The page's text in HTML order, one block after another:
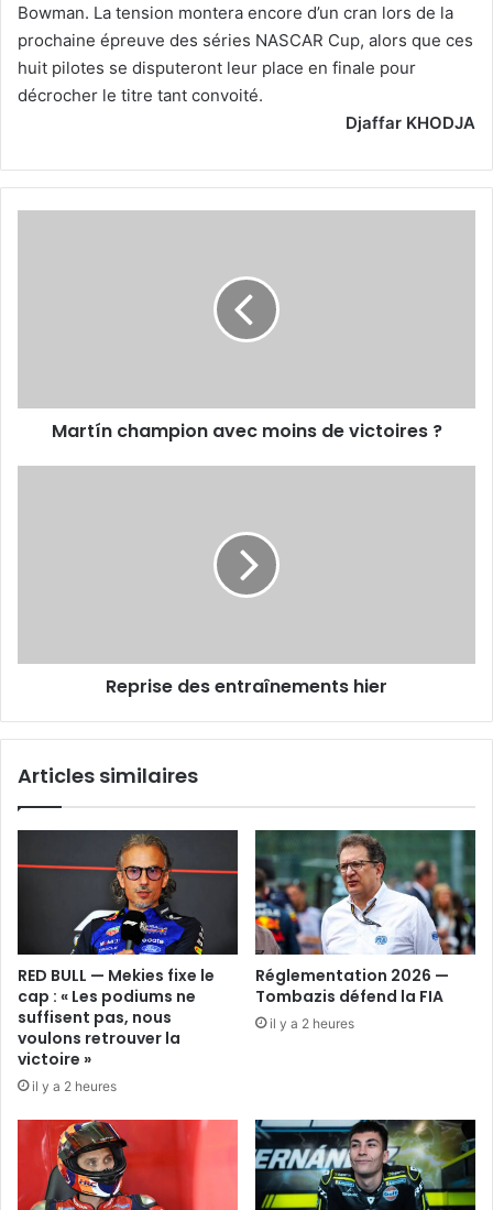
Bowman. La tension montera encore d’un cran lors de la
prochaine épreuve des séries NASCAR Cup, alors que ces
huit pilotes se disputeront leur place en finale pour
décrocher le titre tant convoité.
Djaffar KHODJA
Martín champion avec moins de victoires ?
Reprise des entraînements hier
Articles similaires
RED BULL — Mekies fixe le
cap : « Les podiums ne
suffisent pas, nous
voulons retrouver la
victoire »
il y a 2 heures
Réglementation 2026 —
Tombazis défend la FIA
il y a 2 heures